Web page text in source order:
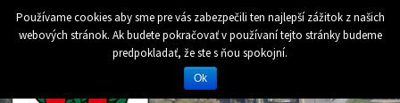
Preskočiť
obsah
Preskočiť
ľavý
Preskočiť
pravý
Preskočiť
pätičku
Používame cookies aby sme pre vás zabezpečili ten najlepší zážitok z našich
webových stránok. Ak budete pokračovať v používaní tejto stránky budeme
predpokladať, že ste s ňou spokojní.
Ok